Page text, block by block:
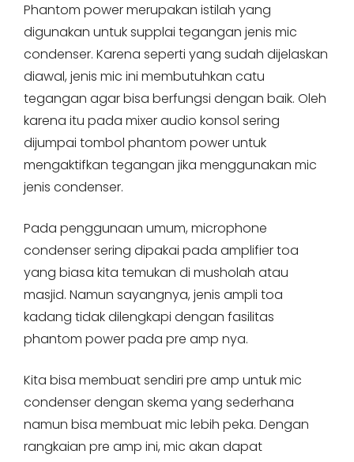
Phantom power merupakan istilah yang
digunakan untuk supplai tegangan jenis mic
condenser. Karena seperti yang sudah dijelaskan
diawal, jenis mic ini membutuhkan catu
tegangan agar bisa berfungsi dengan baik. Oleh
karena itu pada mixer audio konsol sering
dijumpai tombol phantom power untuk
mengaktifkan tegangan jika menggunakan mic
jenis condenser.
Pada penggunaan umum, microphone
condenser sering dipakai pada amplifier toa
yang biasa kita temukan di musholah atau
masjid. Namun sayangnya, jenis ampli toa
kadang tidak dilengkapi dengan fasilitas
phantom power pada pre amp nya.
Kita bisa membuat sendiri pre amp untuk mic
condenser dengan skema yang sederhana
namun bisa membuat mic lebih peka. Dengan
rangkaian pre amp ini, mic akan dapat